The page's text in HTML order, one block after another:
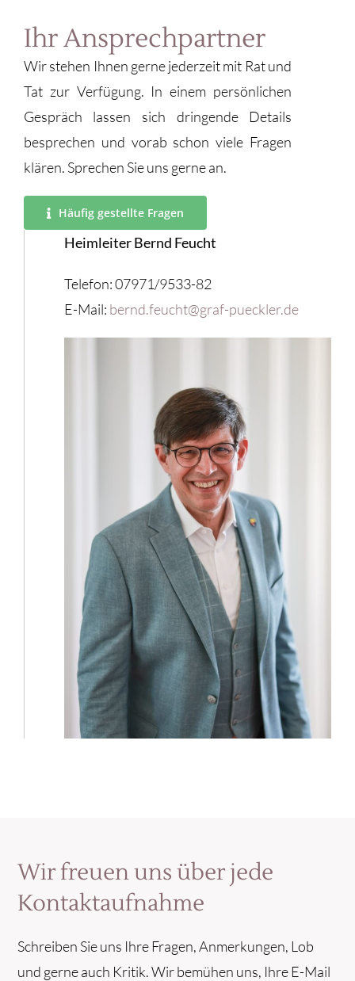
Ihr Ansprechpartner
Wir stehen Ihnen gerne jederzeit mit Rat und
Tat zur Verfügung. In einem persönlichen
Gespräch lassen sich dringende Details
besprechen und vorab schon viele Fragen
klären. Sprechen Sie uns gerne an.
Häufig gestellte Fragen
Heimleiter Bernd Feucht
Telefon: 07971/9533-82
E-Mail: bernd.feucht@graf-pueckler.de
Wir freuen uns über jede
Kontaktaufnahme
Schreiben Sie uns Ihre Fragen, Anmerkungen, Lob
und gerne auch Kritik. Wir bemühen uns, Ihre E-Mail